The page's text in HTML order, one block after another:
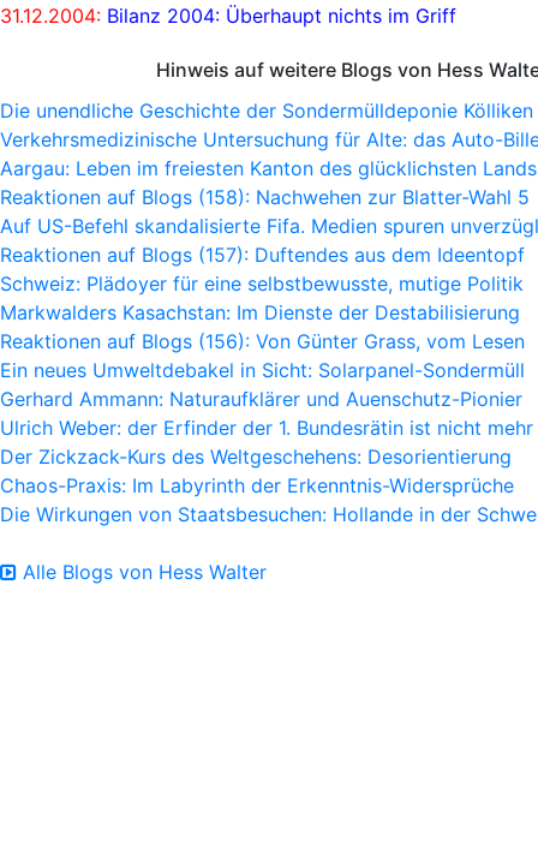
31.12.2004: Bilanz 2004: Überhaupt nichts im Griff
Hinweis auf weitere Blogs von Hess
Die unendliche Geschichte der Sondermülldeponie Kölliken
Verkehrsmedizinische Untersuchung für Alte: das Auto-
Aargau: Leben im freiesten Kanton des glücklichsten Lands
Reaktionen auf Blogs (158): Nachwehen zur Blatter-Wahl 5
Auf US-Befehl skandalisierte Fifa. Medien spuren
Reaktionen auf Blogs (157): Duftendes aus dem Ideentopf
Schweiz: Plädoyer für eine selbstbewusste, mutige Politik
Markwalders Kasachstan: Im Dienste der Destabilisierung
Reaktionen auf Blogs (156): Von Günter Grass, vom Lesen
Ein neues Umweltdebakel in Sicht: Solarpanel-Sondermüll
Gerhard Ammann: Naturaufklärer und Auenschutz-Pionier
Ulrich Weber: der Erfinder der 1. Bundesrätin ist nicht mehr
Der Zickzack-Kurs des Weltgeschehens: Desorientierung
Chaos-Praxis: Im Labyrinth der Erkenntnis-Widersprüche
Die Wirkungen von Staatsbesuchen: Hollande in der
Alle Blogs von Hess Walter